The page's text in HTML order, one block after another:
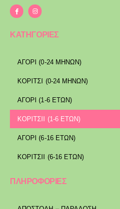
ΚΑΤΗΓΟΡΙΕΣ
ΑΓΟΡΙ (0-24 ΜΗΝΩΝ)
ΚΟΡΙΤΣΙ (0-24 ΜΗΝΩΝ)
ΑΓΟΡΙ (1-6 ΕΤΩΝ)
ΚΟΡΙΤΣΙΙ (1-6 ΕΤΩΝ)
ΑΓΟΡΙ (6-16 ΕΤΩΝ)
ΚΟΡΙΤΣΙΙ (6-16 ΕΤΩΝ)
ΠΛΗΡΟΦΟΡΙΕΣ